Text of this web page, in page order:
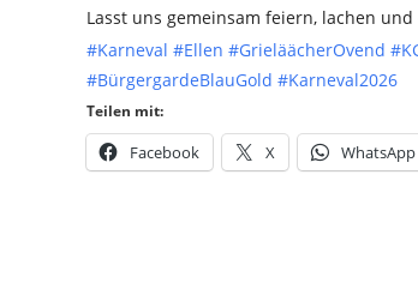
Lasst uns gemeinsam feiern, lachen
#Karneval #Ellen #GrieläächerOvend
#BürgergardeBlauGold #Karneval2026
Teilen mit:
Facebook X WhatsApp